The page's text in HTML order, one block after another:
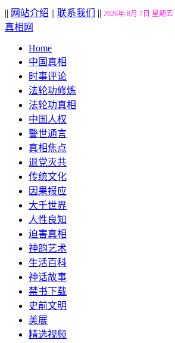
|| 网站介绍 || 联系我们 || 2026年 8月 7日 星期五
真相网
Home
中国真相
时事评论
法轮功修炼
法轮功真相
中国人权
警世通言
真相焦点
退党灭共
传统文化
因果报应
大千世界
人性良知
迫害真相
神韵艺术
生活百科
神话故事
禁书下载
史前文明
美展
精选视频